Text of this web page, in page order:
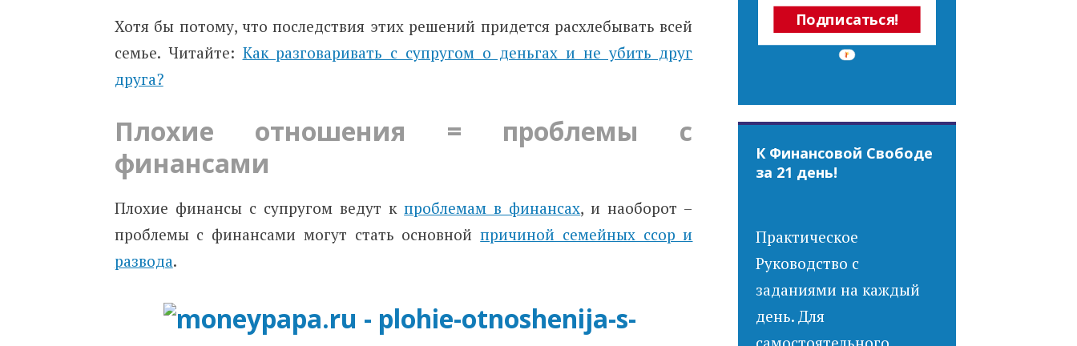
Хотя бы потому, что последствия этих решений придется расхлебывать всей
семье. Читайте: Как разговаривать с супругом о деньгах и не убить друг
друга?
Плохие отношения = проблемы с
финансами
Плохие финансы с супругом ведут кпроблемам в финансах, и наоборот –
проблемы с финансами могут стать основнойпричиной семейных ссор и
развода.
Подписаться!
К Финансовой Свободе
за 21 день!
Практическое
Руководство с
заданиями на каждый
день. Для